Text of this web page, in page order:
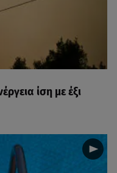
ίση με έξι